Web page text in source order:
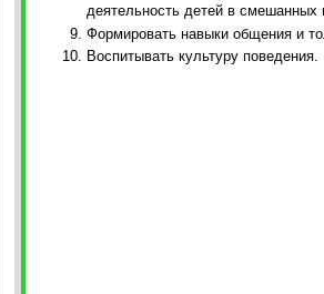
деятельность детей в смешанных
Формировать навыки общения и
Воспитывать культуру поведения.